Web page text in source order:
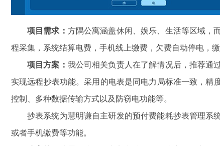
项目需求： 方隅公寓涵盖休闲、娱乐、生活等区域，
程采集，系统结算电费，手机线上缴费，欠费自动停电，
项目方案： 我公司相关负责人在了解情况后，推荐通
实现远程抄表功能。采用的电表是同电力局标准一致，
控制、多种数据传输方式以及防窃电功能等。
抄表系统为慧明谦自主研发的预付费能耗抄表管理系
或者手机缴费等功能。